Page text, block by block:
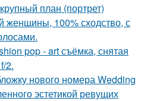
план (портрет)
женщины, 100% сходство, с
pop - art съёмка, снятая
2.
нового номера Wedding
эстетикой ревущих